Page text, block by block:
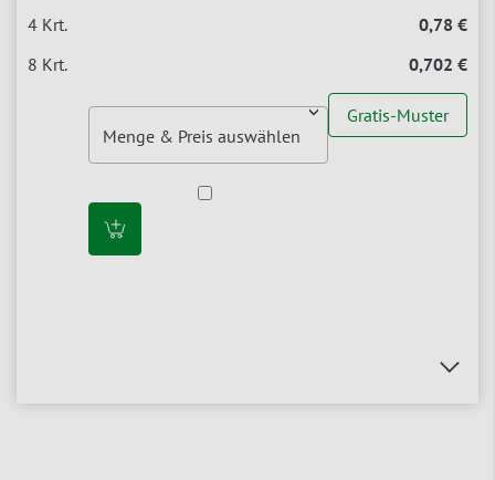
0,78 €
0,702 €
Gratis-Muster